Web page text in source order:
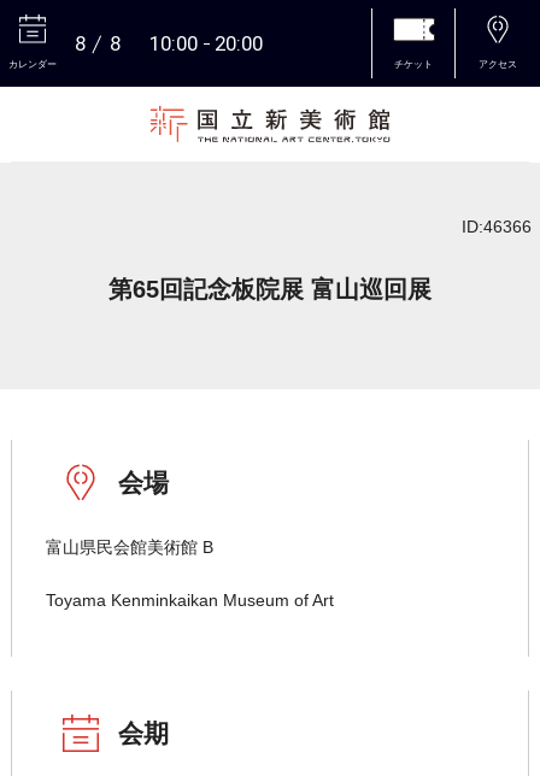
カレンダー
8 8 10:00 20:00
チケット アクセス
ID:46366
第65回記念板院展 富山巡回展
会場
富山県民会館美術館 B
Toyama Kenminkaikan Museum of Art
会期